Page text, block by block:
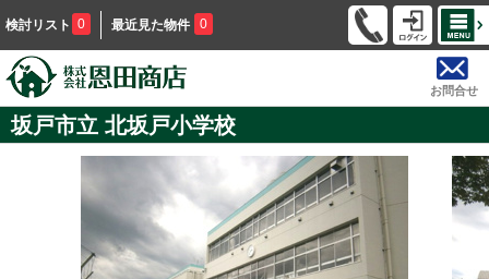
検討リスト 0 最近見た物件 0
お問合せ
坂戸市立 北坂戸小学校